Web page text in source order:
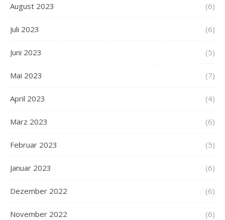
August 2023 (6)
Juli 2023 (6)
Juni 2023 (5)
Mai 2023 (7)
April 2023 (4)
März 2023 (6)
Februar 2023 (5)
Januar 2023 (6)
Dezember 2022 (6)
November 2022 (6)